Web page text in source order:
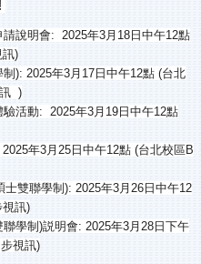
說明會: 2025年3月18日中午12點
訊)
): 2025年3月17日中午12點 (台北
訊 )
活動: 2025年3月19日中午12點
年3月25日中午12點 (台北校區B
士雙聯學制): 2025年3月26日中午12
視訊)
學制)説明會: 2025年3月28日下午
視訊)